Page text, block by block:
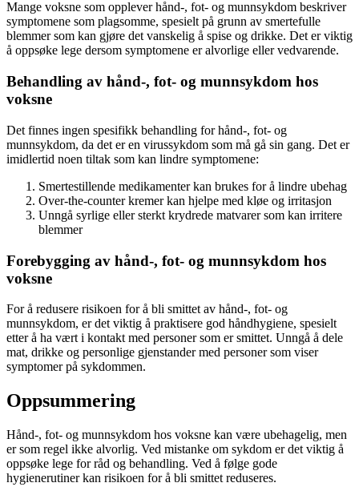
Mange voksne som opplever hånd-, fot- og munnsykdom beskriver
symptomene som plagsomme, spesielt på grunn av smertefulle
blemmer som kan gjøre det vanskelig å spise og drikke. Det er viktig
å oppsøke lege dersom symptomene er alvorlige eller vedvarende.
Behandling av hånd-, fot- og munnsykdom hos
voksne
Det finnes ingen spesifikk behandling for hånd-, fot- og
munnsykdom, da det er en virussykdom som må gå sin gang. Det er
imidlertid noen tiltak som kan lindre symptomene:
Smertestillende medikamenter kan brukes for å lindre ubehag
Over-the-counter kremer kan hjelpe med kløe og irritasjon
Unngå syrlige eller sterkt krydrede matvarer som kan irritere
blemmer
Forebygging av hånd-, fot- og munnsykdom hos
voksne
For å redusere risikoen for å bli smittet av hånd-, fot- og
munnsykdom, er det viktig å praktisere god håndhygiene, spesielt
etter å ha vært i kontakt med personer som er smittet. Unngå å dele
mat, drikke og personlige gjenstander med personer som viser
symptomer på sykdommen.
Oppsummering
Hånd-, fot- og munnsykdom hos voksne kan være ubehagelig, men
er som regel ikke alvorlig. Ved mistanke om sykdom er det viktig å
oppsøke lege for råd og behandling. Ved å følge gode
hygienerutiner kan risikoen for å bli smittet reduseres.